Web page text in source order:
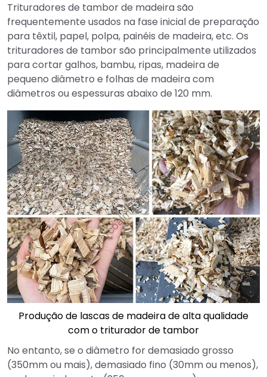
Trituradores de tambor de madeira são
frequentemente usados na fase inicial de preparação
para têxtil, papel, polpa, painéis de madeira, etc. Os
trituradores de tambor são principalmente utilizados
para cortar galhos, bambu, ripas, madeira de
pequeno diâmetro e folhas de madeira com
diâmetros ou espessuras abaixo de 120 mm.
Produção de lascas de madeira de alta qualidade
com o triturador de tambor
No entanto, se o diâmetro for demasiado grosso
(350mm ou mais), demasiado fino (30mm ou menos),